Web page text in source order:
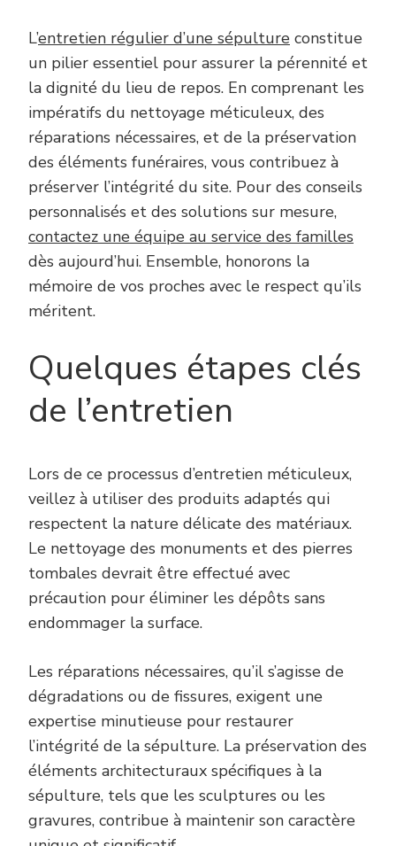
L’entretien régulier d’une sépulture constitue
un pilier essentiel pour assurer la pérennité et
la dignité du lieu de repos. En comprenant les
impératifs du nettoyage méticuleux, des
réparations nécessaires, et de la préservation
des éléments funéraires, vous contribuez à
préserver l’intégrité du site. Pour des conseils
personnalisés et des solutions sur mesure,
contactez une équipe au service des familles
dès aujourd’hui. Ensemble, honorons la
mémoire de vos proches avec le respect qu’ils
méritent.
Quelques étapes clés
de l’entretien
Lors de ce processus d’entretien méticuleux,
veillez à utiliser des produits adaptés qui
respectent la nature délicate des matériaux.
Le nettoyage des monuments et des pierres
tombales devrait être effectué avec
précaution pour éliminer les dépôts sans
endommager la surface.
Les réparations nécessaires, qu’il s’agisse de
dégradations ou de fissures, exigent une
expertise minutieuse pour restaurer
l’intégrité de la sépulture. La préservation des
éléments architecturaux spécifiques à la
sépulture, tels que les sculptures ou les
gravures, contribue à maintenir son caractère